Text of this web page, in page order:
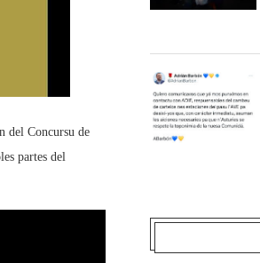
del Concursu de
partes del